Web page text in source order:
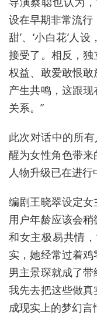
设在早期非常流行
甜’、‘小白花’人
接受了。相反，
权益、敢爱敢恨
产生共鸣，这跟
关系。”
此次对话中的所
醒为女性角色带
人物升级已在进行
编剧王晓翠设定
用户年龄应该会
和女主极易共情
实，她经常过着鸡
男主景琛就成了带
我先去把这些做
成现实上的梦幻言